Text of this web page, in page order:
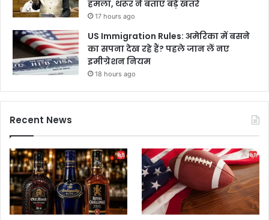
हमला, थरूर ने बताए बड़े खतरे
17 hours ago
US Immigration Rules: अमेरिका में बसने
का सपना देख रहे हैं? पहले जान लें नए
इमीग्रेशन नियम
18 hours ago
Recent News